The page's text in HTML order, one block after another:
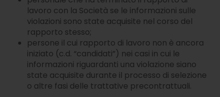
Selection SGR non è in alcun modo responsabile
per l’accuratezza dei contenuti di altri siti Internet
eventualmente collegati a questo sito. L’esistenza
di un collegamento ad un altro sito non implica
approvazione da parte di Global Selection SGR
delle informazioni fornite.
NOTA PER GLI INVESTITORI RESIDENTI IN
SVIZZERA
lavoro con la Società se le informazioni sulle
violazioni sono state acquisite nel corso del
rapporto stesso;
persone il cui rapporto di lavoro non è ancora
iniziato (c.d. “candidati”) nei casi in cui le
informazioni riguardanti una violazione siano
state acquisite durante il processo di selezione
o altre fasi delle trattative precontrattuali.